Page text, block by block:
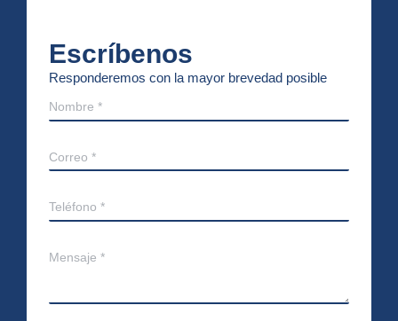
Escríbenos
Responderemos con la mayor brevedad posible
Nombre *
Correo *
Teléfono *
Mensaje *